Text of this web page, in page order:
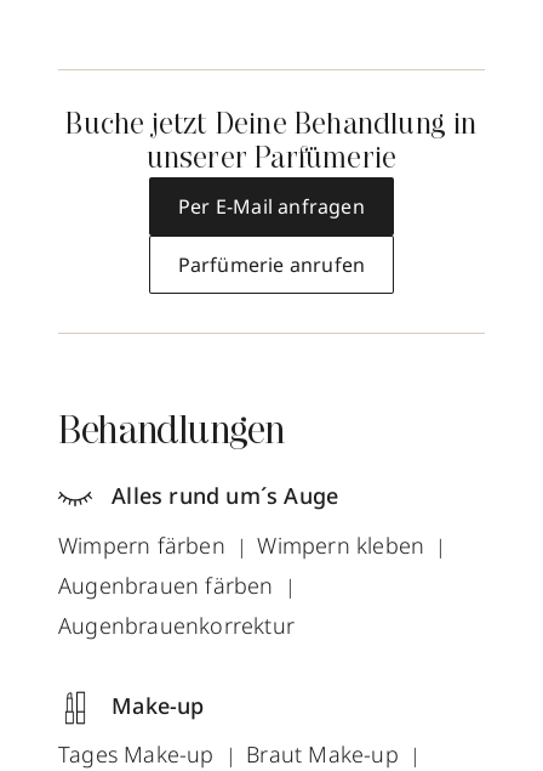
Buche jetzt Deine Behandlung in
unserer Parfümerie
Per E-Mail anfragen
Parfümerie anrufen
Behandlungen
Alles rund um´s Auge
Wimpern färben
Wimpern kleben
Augenbrauen färben
Augenbrauenkorrektur
Make-up
Tages Make-up
Braut Make-up